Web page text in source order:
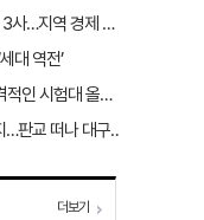
꿈의 영업이익률 20%를 넘은 TK 반도체 3사…지역 경제 생태계 바꾸나
대 역전’
대구경북 홈플러스 9개 지점 가오픈…본격적인 시험대 올랐다
[주목! 이기업] 자동차부터 드론·로봇까지…판교 떠나 대구 온 ‘괴물 스타트업’
더보기